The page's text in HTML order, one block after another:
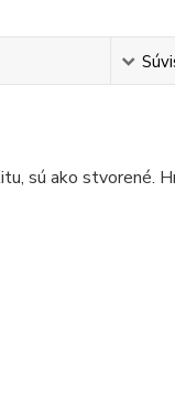
sú ako stvorené.